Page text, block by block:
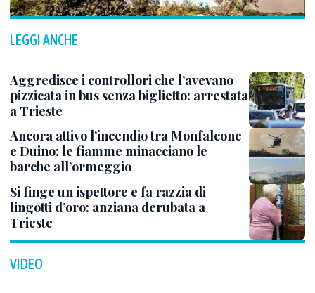
LEGGI ANCHE
Aggredisce i controllori che l’avevano
pizzicata in bus senza biglietto: arrestata
a Trieste
Ancora attivo l’incendio tra Monfalcone
e Duino: le fiamme minacciano le
barche all’ormeggio
Si finge un ispettore e fa razzia di
lingotti d’oro: anziana derubata a
Trieste
VIDEO